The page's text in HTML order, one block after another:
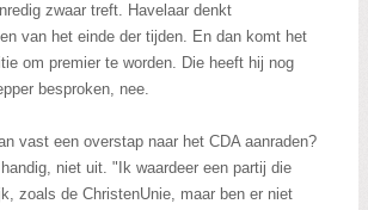
zwaar treft. Havelaar denkt
van het einde der tijden. En dan komt het
om premier te worden. Die heeft hij nog
besproken, nee.
vast een overstap naar het CDA aanraden?
niet uit. "Ik waardeer een partij die
zoals de ChristenUnie, maar ben er niet